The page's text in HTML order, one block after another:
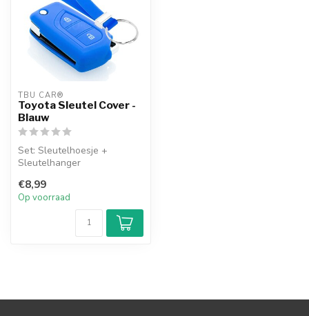
TBU CAR®
Toyota Sleutel Cover -
Blauw
Set: Sleutelhoesje +
Sleutelhanger
€8,99
Op voorraad